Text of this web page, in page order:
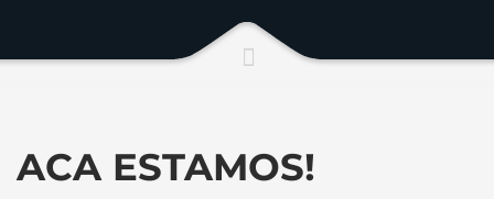
ACA ESTAMOS!